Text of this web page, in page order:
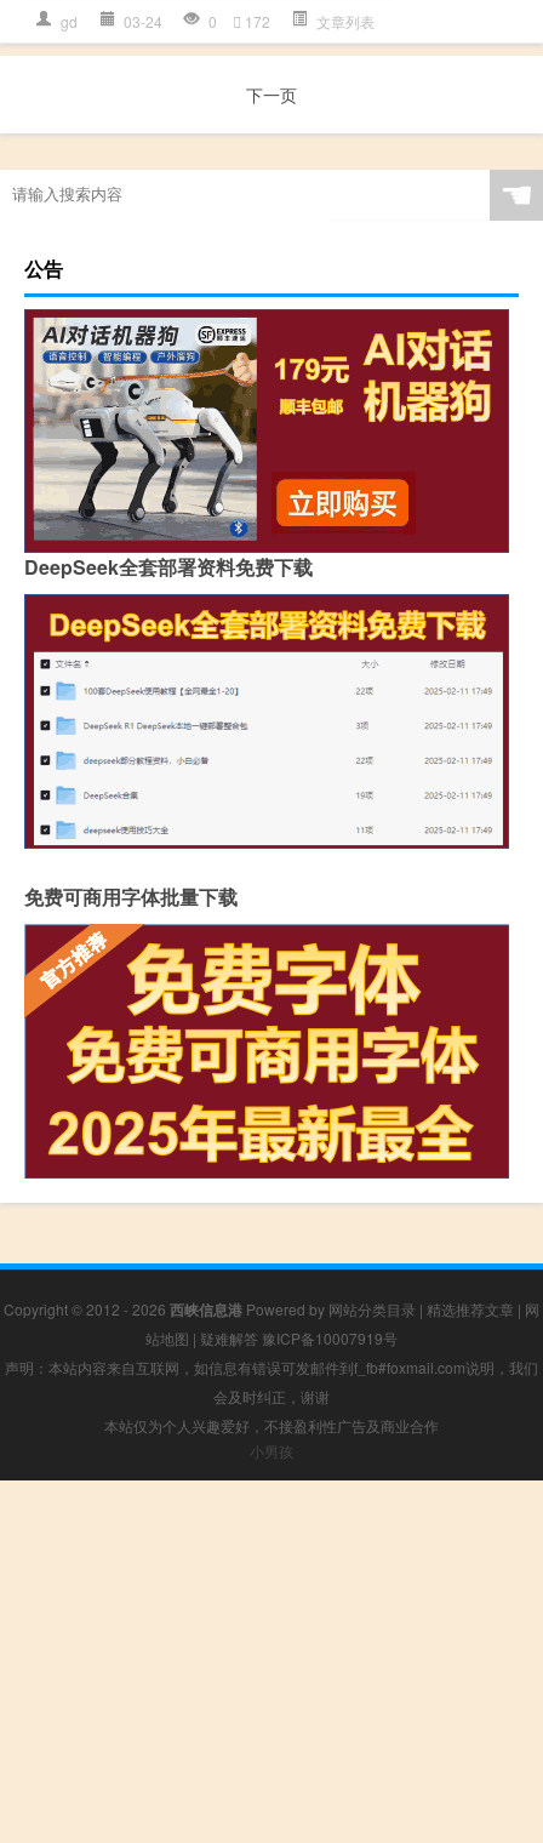
gd 03-24 0 172 文章列表
下一页
☚
公告
DeepSeek全套部署资料免费下载
免费可商用字体批量下载
Copyright © 2012 - 2026 西峡信息港 Powered by 网站分类目录 | 精选推荐文章 | 网
站地图 | 疑难解答 豫ICP备10007919号
声明：本站内容来自互联网，如信息有错误可发邮件到f_fb#foxmail.com说明，我们
会及时纠正，谢谢
本站仅为个人兴趣爱好，不接盈利性广告及商业合作
小男孩